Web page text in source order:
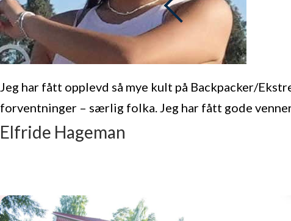
Jeg har fått opplevd så mye kult på Backpacker/
forventninger – særlig folka. Jeg har fått gode
Elfride Hageman